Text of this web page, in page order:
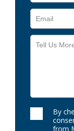
By
from